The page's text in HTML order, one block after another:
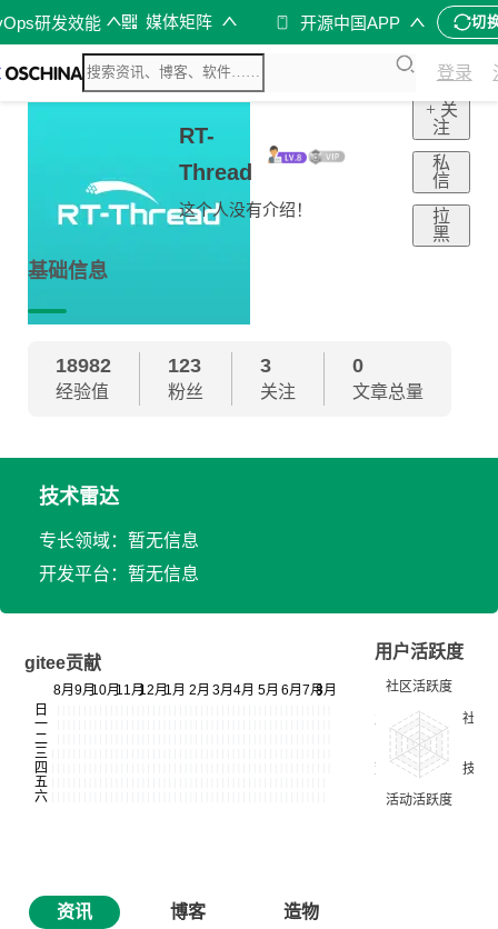
研发效能 媒体矩阵 开源中国APP 切
登录
RT-
Thread
这个人没有介绍！
+ 关
注
私
信
拉
黑
基础信息
18982
经验值
123
粉丝
3
关注
0
文章总量
技术雷达
专长领域：暂无信息
开发平台：暂无信息
gitee贡献
用户活跃度
资讯 博客
造物